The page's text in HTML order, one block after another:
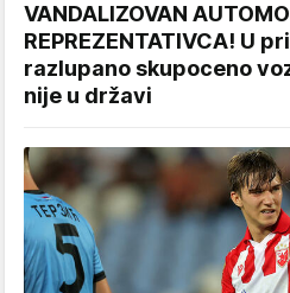
VANDALIZOVAN
REPREZENTATIVCA! U
razlupano skupoceno
nije u državi